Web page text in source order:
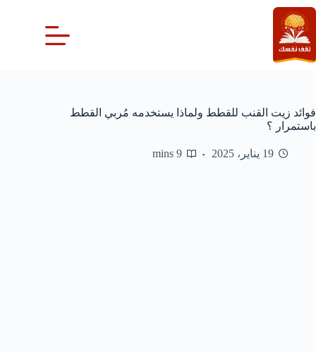
التجاوز
إلى
المحتوى
فوائد زيت القنب للقطط ولماذا يستخدمه مُربي القطط
باستمرار ؟
19 يناير، 2025 9 mins